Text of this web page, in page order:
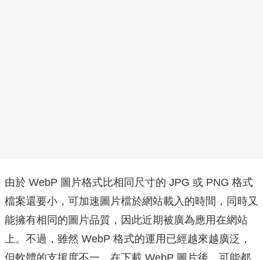
由於 WebP 圖片格式比相同尺寸的 JPG 或 PNG 格式
檔案還要小，可加速圖片檔於網站載入的時間，同時又
能擁有相同的圖片品質，因此近期被廣為應用在網站
上。不過，雖然 WebP 格式的運用已經越來越廣泛，
但軟體的支援度不一，在下載 WebP 圖片後，可能都